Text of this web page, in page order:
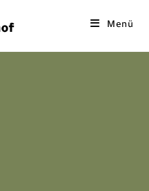
Menü